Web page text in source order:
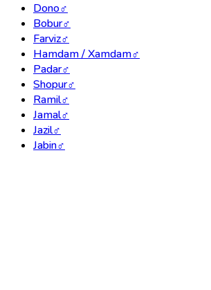
Dono♂
Bobur♂
Farviz♂
Hamdam / Xamdam♂
Padar♂
Shopur♂
Ramil♂
Jamal♂
Jazil♂
Jabin♂